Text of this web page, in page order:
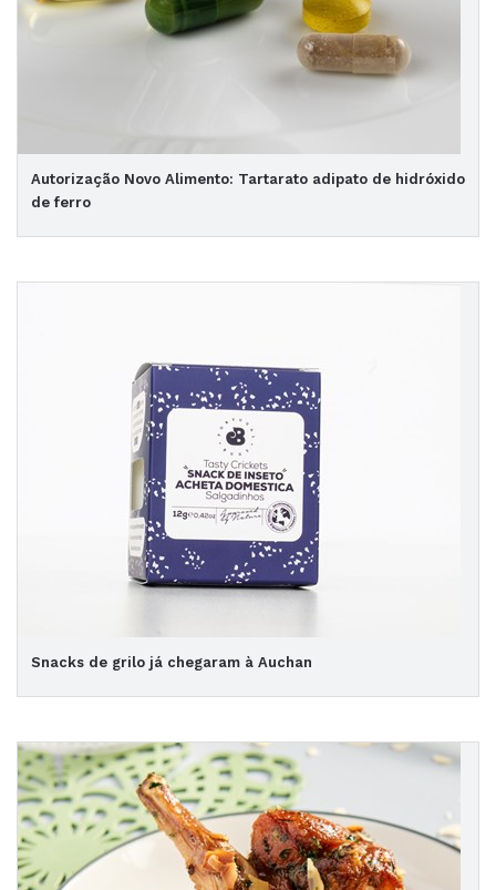
Autorização Novo Alimento: Tartarato adipato de hidróxido
de ferro
Snacks de grilo já chegaram à Auchan